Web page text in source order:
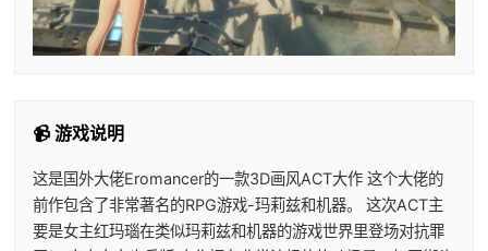
📹 游戏说明
这是国外大佬Eromancer的一款3D画风ACT大作 这个大佬的
前作包含了非常著名的RPG游戏-玛莉兹和机器。 这次ACT主
要是女主红玛瑙在类似玛莉兹和机器的游戏世界里登场对抗罪